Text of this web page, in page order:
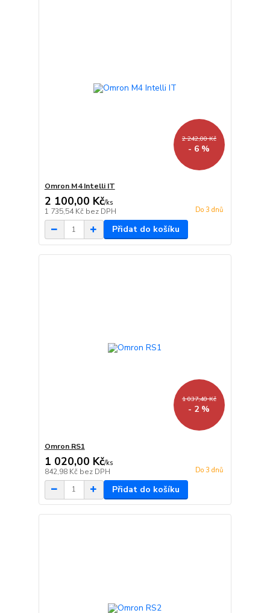
2 242,00 Kč
- 6 %
Omron M4 Intelli IT
2 100,00 Kč/ks
1 735,54 Kč bez DPH Do 3 dnů
Přidat do košíku
1 037,40 Kč
- 2 %
Omron RS1
1 020,00 Kč/ks
842,98 Kč bez DPH Do 3 dnů
Přidat do košíku